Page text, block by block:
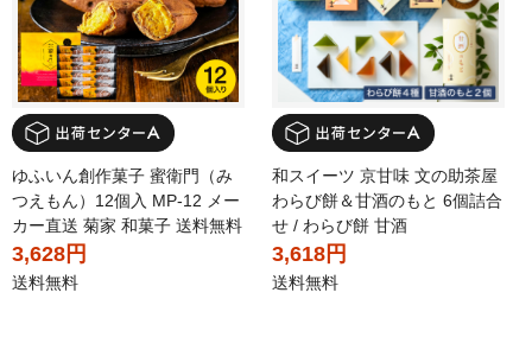
ゆふいん創作菓子 蜜衛門（み
つえもん）12個入 MP-12 メー
カー直送 菊家 和菓子 送料無料
3,628円
送料無料
和スイーツ 京甘味 文の助茶屋
わらび餅＆甘酒のもと 6個詰合
せ / わらび餅 甘酒
3,618円
送料無料